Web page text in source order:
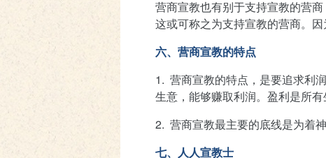
营商宣教也有别于支持宣教的营
这或可称之为支持宣教的营商。
六、营商宣教的特点
1. 营商宣教的特点，是要追求利
生意，能够赚取利润。盈利是所
2. 营商宣教最主要的底线是为着
七、人人宣教士